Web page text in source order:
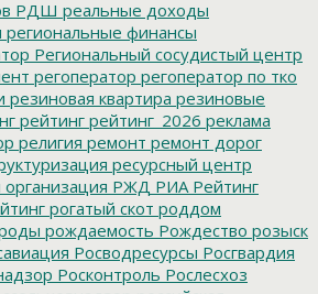
РДШ реальные доходы
региональные финансы
Региональный сосудистый центр
регоператор регоператор по тко
резиновая квартира резиновые
рейтинг рейтинг_2026 реклама
религия ремонт ремонт дорог
ресурсный центр
РЖД РИА Рейтинг
рогатый скот роддом
рождаемость Рождество розыск
Росводресурсы Росгвардия
Росконтроль Рослесхоз